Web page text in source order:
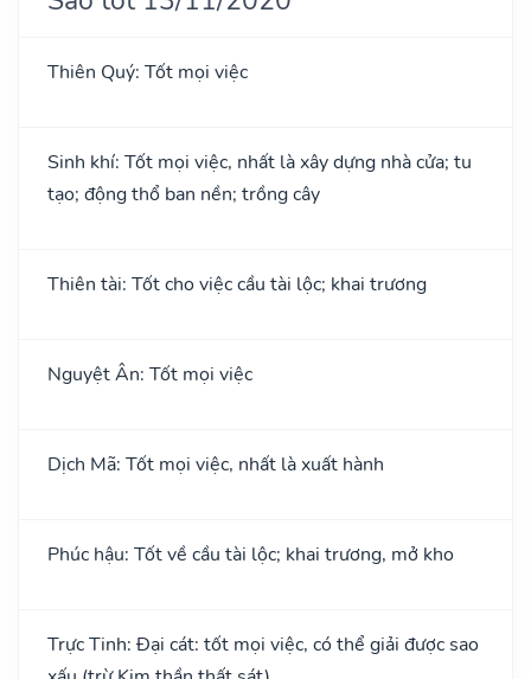
Thiên Quý: Tốt mọi việc
Sinh khí: Tốt mọi việc, nhất là xây dựng nhà cửa; tu
tạo; động thổ ban nền; trồng cây
Thiên tài: Tốt cho việc cầu tài lộc; khai trương
Nguyệt Ân: Tốt mọi việc
Dịch Mã: Tốt mọi việc, nhất là xuất hành
Phúc hậu: Tốt về cầu tài lộc; khai trương, mở kho
Trực Tinh: Đại cát: tốt mọi việc, có thể giải được sao